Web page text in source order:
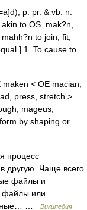
p. pr. & vb. n.
to OS. mak?n,
to join, fit,
1. To cause to
< OE macian,
press, stretch >
mageus,
by shaping or…
процесс
другую. Чаще всего
файлы и
файлы или
…
Википедия